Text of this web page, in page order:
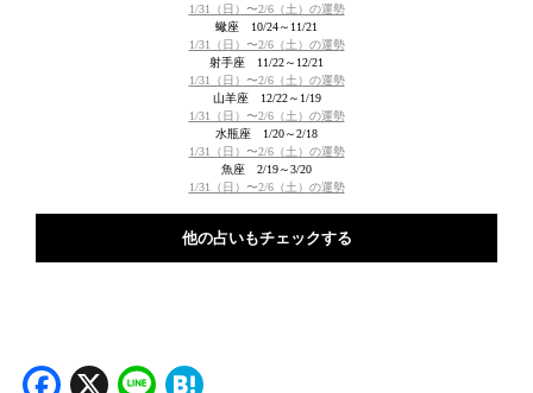
1/31（日）〜2/6（土）の運勢
蠍座 10/24～11/21
1/31（日）〜2/6（土）の運勢
射手座 11/22～12/21
1/31（日）〜2/6（土）の運勢
山羊座 12/22～1/19
1/31（日）〜2/6（土）の運勢
水瓶座 1/20～2/18
1/31（日）〜2/6（土）の運勢
魚座 2/19～3/20
1/31（日）〜2/6（土）の運勢
他の占いもチェックする